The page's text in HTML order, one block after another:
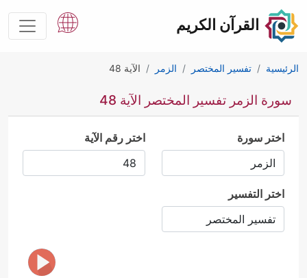
القرآن الكريم
الرئيسية تفسير المختصر الزمر الآية 48
سورة الزمر تفسير المختصر الآية 48
اختر سورة اختر رقم الآية
اختر التفسير